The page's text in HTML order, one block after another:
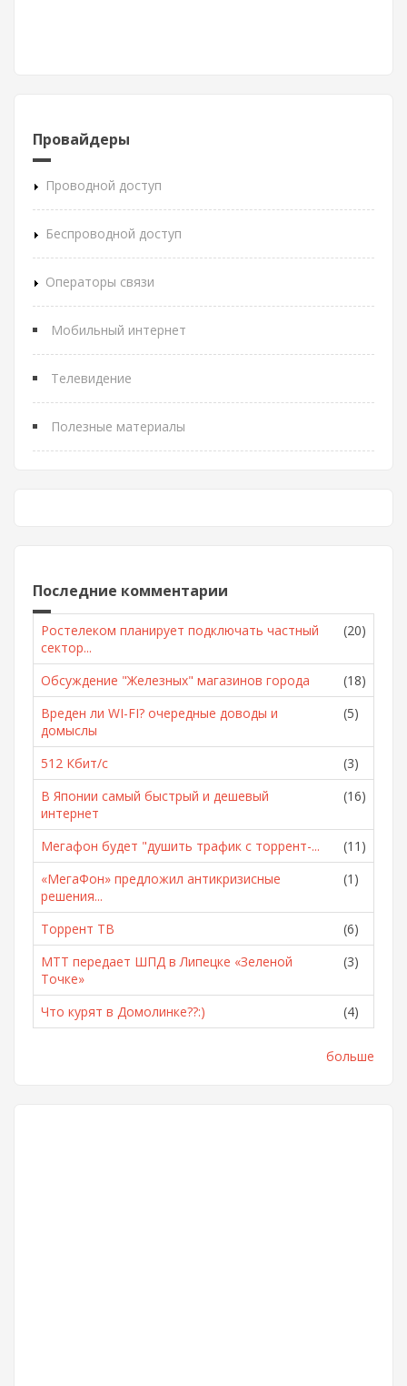
Провайдеры
Проводной доступ
Беспроводной доступ
Операторы связи
Мобильный интернет
Телевидение
Полезные материалы
Последние комментарии
Ростелеком планирует подключать частный
сектор...
(20)
Обсуждение "Железных" магазинов города
(18)
Вреден ли WI-FI? очередные доводы и
домыслы
(5)
512 Кбит/с
(3)
В Японии самый быстрый и дешевый
интернет
(16)
Мегафон будет "душить трафик с торрент-...
(11)
«МегаФон» предложил антикризисные
решения...
(1)
Торрент ТВ
(6)
МТТ передает ШПД в Липецке «Зеленой
Точке»
(3)
Что курят в Домолинке??:) (4)
больше